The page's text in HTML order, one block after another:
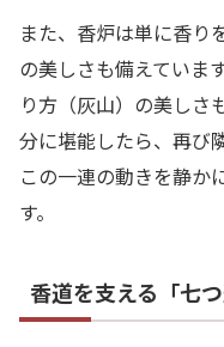
また、香炉は単に香り
の美しさも備えていま
り方（灰山）の美しさ
分に堪能したら、再び
この一連の動きを静か
す。
香道を支える「七